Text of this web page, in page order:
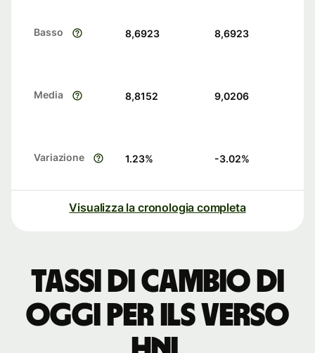
Basso 8,6923 8,6923
Media 8,8152 9,0206
Variazione 1.23% -3.02%
Visualizza la cronologia completa
Tassi di cambio di
oggi per ILS verso